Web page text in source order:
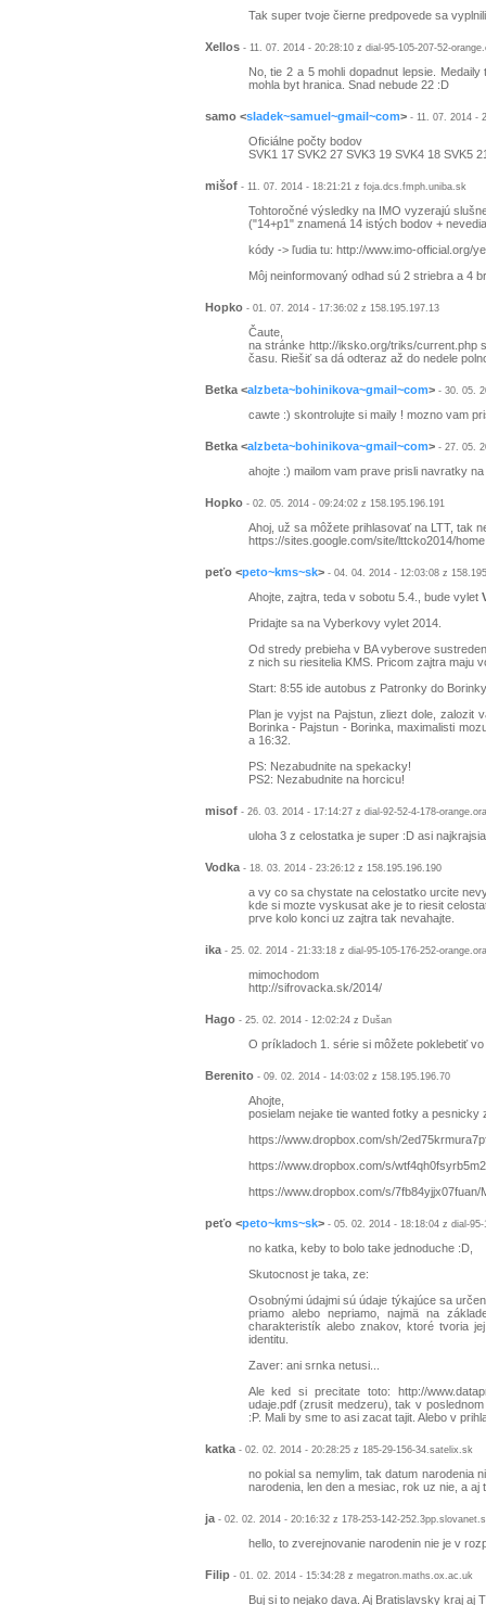
Tak super tvoje čierne predpovede sa
Xellos - 11. 07. 2014 - 20:28:10 z dial-95-105-207-52-
No, tie 2 a 5 mohli dopadnut lepsie.
mohla byt hranica. Snad nebude 22 :D
samo<sladek~samuel~gmail~com>- 11. 07. 2014 -
Oficiálne počty bodov
SVK1 17 SVK2 27 SVK3 19 SVK4 18 SVK5
mišof - 11. 07. 2014 - 18:21:21 z foja.dcs.fmph.uniba.sk
Tohtoročné výsledky na IMO vyzerajú
("14+p1" znamená 14 istých bodov +
kódy -> ľudia tu: http://www.imo-official.org/
Môj neinformovaný odhad sú 2 striebra a 4
Hopko - 01. 07. 2014 - 17:36:02 z 158.195.197.13
Čaute,
na stránke http://iksko.org/triks/
času. Riešiť sa dá odteraz až do nedele
Betka<alzbeta~bohinikova~gmail~com>- 30. 05.
cawte :) skontrolujte si maily ! mozno vam
Betka<alzbeta~bohinikova~gmail~com>- 27. 05.
ahojte :) mailom vam prave prisli navratky
Hopko - 02. 05. 2014 - 09:24:02 z 158.195.196.191
Ahoj, už sa môžete prihlasovať na LTT, tak
https://sites.google.com/site/lttcko2014/home
peťo<peto~kms~sk>- 04. 04. 2014 - 12:03:08 z
Ahojte, zajtra, teda v sobotu 5.4., bude vylet
Pridajte sa na Vyberkovy vylet 2014.
Od stredy prebieha v BA vyberove
z nich su riesitelia KMS. Pricom zajtra maju
Start: 8:55 ide autobus z Patronky do
Plan je vyjst na Pajstun, zliezt dole, zalozit
Borinka - Pajstun - Borinka, maximalisti
a 16:32.
PS: Nezabudnite na spekacky!
PS2: Nezabudnite na horcicu!
misof - 26. 03. 2014 - 17:14:27 z dial-92-52-4-178-
uloha 3 z celostatka je super :D asi
Vodka - 18. 03. 2014 - 23:26:12 z 158.195.196.190
a vy co sa chystate na celostatko urcite
kde si mozte vyskusat ake je to riesit
prve kolo konci uz zajtra tak nevahajte.
ika - 25. 02. 2014 - 21:33:18 z dial-95-105-176-252-
mimochodom
http://sifrovacka.sk/2014/
Hago - 25. 02. 2014 - 12:02:24 z Dušan
O príkladoch 1. série si môžete poklebetiť vo
Berenito - 09. 02. 2014 - 14:03:02 z 158.195.196.70
Ahojte,
posielam nejake tie wanted fotky a pesnicky
https://www.dropbox.com/sh/
https://www.dropbox.com/s/
https://www.dropbox.com/s/
peťo<peto~kms~sk>- 05. 02. 2014 - 18:18:04 z dial-95-
no katka, keby to bolo take jednoduche :D,
Skutocnost je taka, ze:
Osobnými údajmi sú údaje týkajúce sa
priamo alebo nepriamo, najmä na
charakteristík alebo znakov, ktoré tvoria
identitu.
Zaver: ani srnka netusi...
Ale ked si precitate toto: http://
udaje.pdf (zrusit medzeru), tak v
:P. Mali by sme to asi zacat tajit. Alebo v
katka - 02. 02. 2014 - 20:28:25 z 185-29-156-34.satelix.sk
no pokial sa nemylim, tak datum narodenia
narodenia, len den a mesiac, rok uz nie, a aj
ja - 02. 02. 2014 - 20:16:32 z 178-253-142-
hello, to zverejnovanie narodenin nie je v
Filip - 01. 02. 2014 - 15:34:28 z megatron.maths.ox.ac.uk
Buj si to nejako dava. Aj Bratislavsky kraj aj